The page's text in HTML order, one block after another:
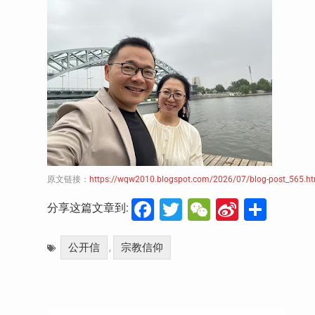
原文链接： https://wqw2010.blogspot.com/2026/07/blog-
分享这篇文章到: Facebook
Twitter
WeChat
Sina
公开信 , 宗教信仰